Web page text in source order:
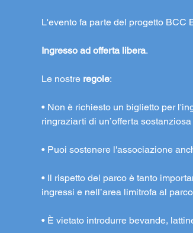
L'evento fa parte del progetto BCC
Ingresso ad offerta libera.
Le nostre regole:
• Non è richiesto un biglietto per
ringraziarti di un’offerta
• Puoi sostenere l'associazione
• Il rispetto del parco è tanto
ingressi e nell’area limitrofa al
• È vietato introdurre bevande,